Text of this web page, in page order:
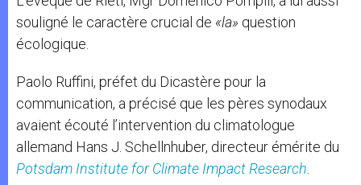
souligné le caractère crucial de «la» question
écologique.
Paolo Ruffini, préfet du Dicastère pour la
communication, a précisé que les pères synodaux
avaient écouté l’intervention du climatologue
allemand Hans J. Schellnhuber, directeur émérite du
Potsdam Institute for Climate Impact Research.